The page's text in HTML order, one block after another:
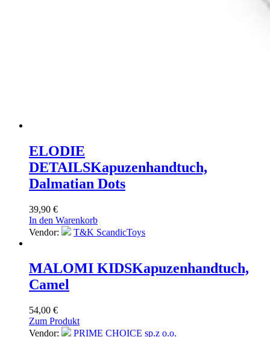
ELODIE
DETAILSKapuzenhandtuch,
Dalmatian Dots
39,90 €
In den Warenkorb
Vendor:
T&K ScandicToys
MALOMI KIDSKapuzenhandtuch,
Camel
54,00 €
Zum Produkt
Vendor:
PRIME CHOICE sp.z o.o.